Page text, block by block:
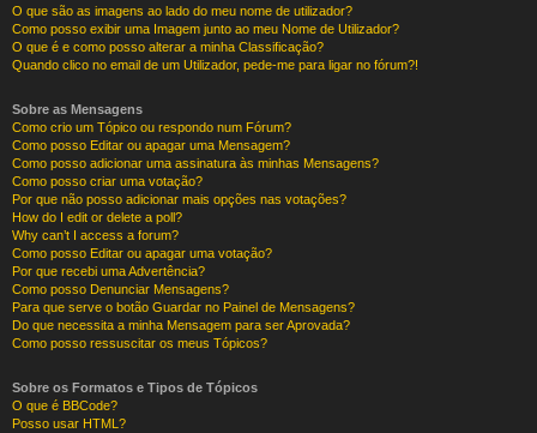
O que são as imagens ao lado do meu nome de utilizador?
Como posso exibir uma Imagem junto ao meu Nome de Utilizador?
O que é e como posso alterar a minha Classificação?
Quando clico no email de um Utilizador, pede-me para ligar no fórum?!
Sobre as Mensagens
Como crio um Tópico ou respondo num Fórum?
Como posso Editar ou apagar uma Mensagem?
Como posso adicionar uma assinatura às minhas Mensagens?
Como posso criar uma votação?
Por que não posso adicionar mais opções nas votações?
How do I edit or delete a poll?
Why can’t I access a forum?
Como posso Editar ou apagar uma votação?
Por que recebi uma Advertência?
Como posso Denunciar Mensagens?
Para que serve o botão Guardar no Painel de Mensagens?
Do que necessita a minha Mensagem para ser Aprovada?
Como posso ressuscitar os meus Tópicos?
Sobre os Formatos e Tipos de Tópicos
O que é BBCode?
Posso usar HTML?